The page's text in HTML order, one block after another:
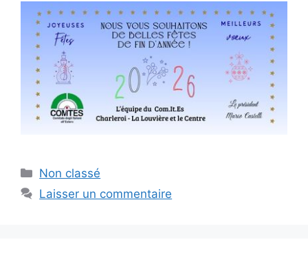
Catégories
Non classé
Laisser un commentaire